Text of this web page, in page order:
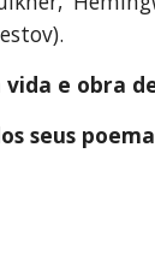
e obra
seus